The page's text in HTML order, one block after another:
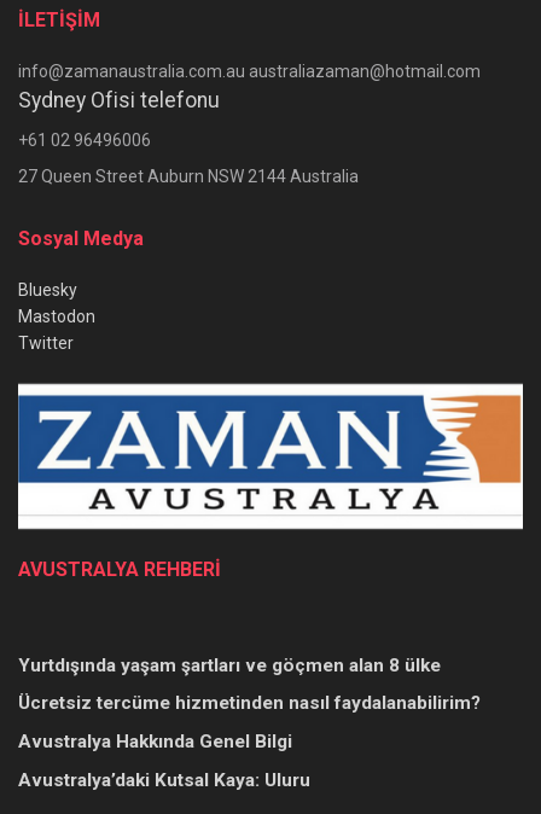
İLETİŞİM
info@zamanaustralia.com.au australiazaman@hotmail.com
Sydney Ofisi telefonu
+61 02 96496006
27 Queen Street Auburn NSW 2144 Australia
Sosyal Medya
Bluesky
Mastodon
Twitter
AVUSTRALYA REHBERİ
Yurtdışında yaşam şartları ve göçmen alan 8 ülke
Ücretsiz tercüme hizmetinden nasıl faydalanabilirim?
Avustralya Hakkında Genel Bilgi
Avustralya’daki Kutsal Kaya: Uluru